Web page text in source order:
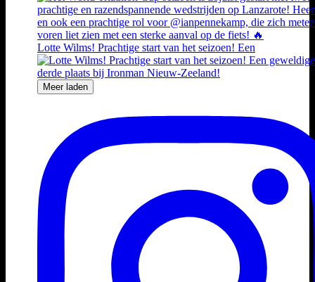
Lotte Wilms! Prachtige start van het seizoen! Een
Meer laden